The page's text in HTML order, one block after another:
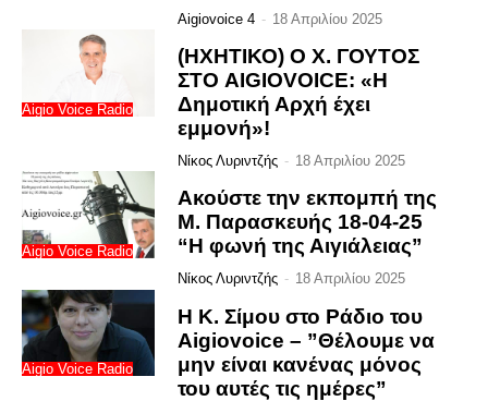
Aigiovoice 4 - 18 Απριλίου 2025
Aigio Voice Radio
(ΗΧΗΤΙΚΟ) Ο Χ. ΓΟΥΤΟΣ
ΣΤΟ AIGIOVOICE: «Η
Δημοτική Αρχή έχει
εμμονή»!
Νίκος Λυριντζής - 18 Απριλίου 2025
Aigio Voice Radio
Ακούστε την εκπομπή της
Μ. Παρασκευής 18-04-25
“Η φωνή της Αιγιάλειας”
Νίκος Λυριντζής - 18 Απριλίου 2025
Aigio Voice Radio
Η Κ. Σίμου στο Ράδιο του
Aigiovoice – ”Θέλουμε να
μην είναι κανένας μόνος
του αυτές τις ημέρες”